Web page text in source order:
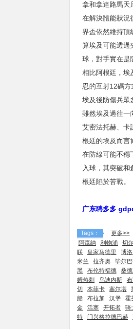
拿和拿達路馬天
在解決體能狀況
界盃依然維持頂
算埃及可能透過
球，對手實在是
相比阿根廷，埃
忍的互射12碼方
埃及後防傷兵眾
雖然埃及過往一
艾密法托赫、卡
根廷的埃及而言
在防線可能不穩
入球，其突破
根廷陷於苦戰。
广东聘多多
Tags：
更多>>
阿森纳
利物浦 切
联
皇家马德里 博
米兰
拉齐奥 毕尔
黑
布伦特福德 桑
姆热刺
乌迪内斯
切
本菲卡 塞尔塔
船
布拉加 汉堡 霍
金
活塞 开拓者 骑
特
门兴格拉德巴赫